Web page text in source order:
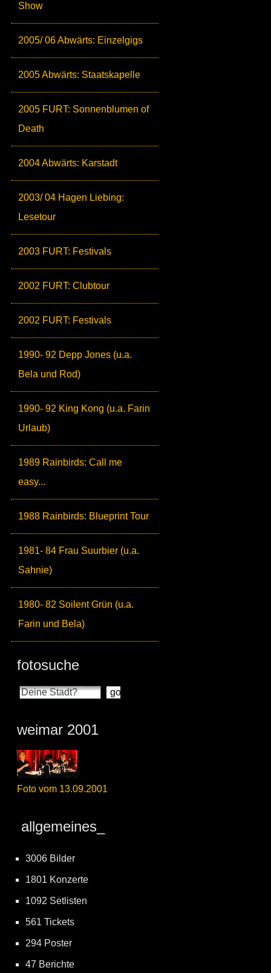
Show
2005/ 06 Abwärts: Einzelgigs
2005 Abwärts: Staatskapelle
2005 FURT: Sonnenblumen of
Death
2004 Abwärts: Karstadt
2003/ 04 Hagen Liebing:
Lesetour
2003 FURT: Festivals
2002 FURT: Clubtour
2002 FURT: Festivals
1990- 92 Depp Jones (u.a.
Bela und Rod)
1990- 92 King Kong (u.a. Farin
Urlaub)
1989 Rainbirds: Call me
easy...
1988 Rainbirds: Blueprint Tour
1981- 84 Frau Suurbier (u.a.
Sahnie)
1980- 82 Soilent Grün (u.a.
Farin und Bela)
fotosuche
weimar 2001
Foto vom 13.09.2001
allgemeines_
3006 Bilder
1801 Konzerte
1092 Setlisten
561 Tickets
294 Poster
47 Berichte